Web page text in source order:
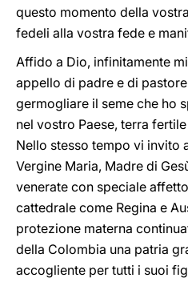
questo momento della
fedeli alla vostra fede e
Affido a Dio, infinitamente
appello di padre e di
germogliare il seme che ho
nel vostro Paese, terra
Nello stesso tempo vi invito
Vergine Maria, Madre di
venerate con speciale
cattedrale come Regina e
protezione materna
della Colombia una patria
accogliente per tutti i suoi